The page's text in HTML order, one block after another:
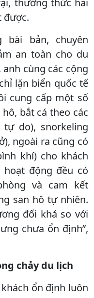
thưởng thức hải
được.
bản, chuyên
an toàn cho du
cùng các cộng
lặn biển quốc tế
cung cấp một số
bắt cá theo các
do), snorkeling
ngoài ra cũng có
khí) cho khách
hoạt động đều có
và cam kết
san hô tự nhiên.
đối khá so với
chưa ổn định”,
chảy du lịch
ổn định luôn